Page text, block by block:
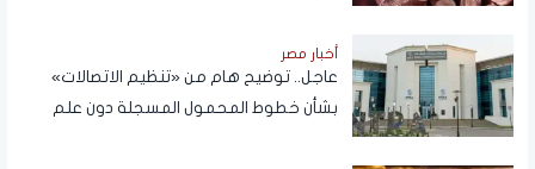
أخبار مصر
عاجل.. توضيح هام من «تنظيم الاتصالات»
بشأن خطوط المحمول المسجلة دون علم